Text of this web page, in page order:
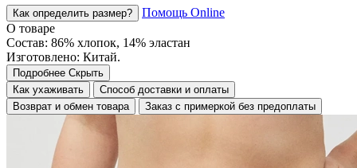
Как определить размер?
Помощь Online
О товаре
Состав: 86% хлопок, 14% эластан
Изготовлено: Китай.
Подробнее Скрыть
Как ухаживать
Способ доставки и оплаты
Возврат и обмен товара
Заказ с примеркой без предоплаты